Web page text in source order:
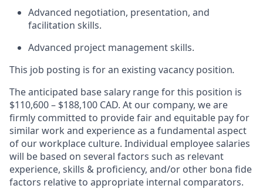
Advanced negotiation, presentation, and
facilitation skills.
Advanced project management skills.
This job posting is for an existing vacancy position.
The anticipated base salary range for this position is
$110,600 – $188,100 CAD. At our company, we are
firmly committed to provide fair and equitable pay for
similar work and experience as a fundamental aspect
of our workplace culture. Individual employee salaries
will be based on several factors such as relevant
experience, skills & proficiency, and/or other bona fide
factors relative to appropriate internal comparators.